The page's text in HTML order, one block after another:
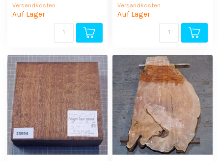
Versandkosten
Auf Lager
Versandkosten
Auf Lager